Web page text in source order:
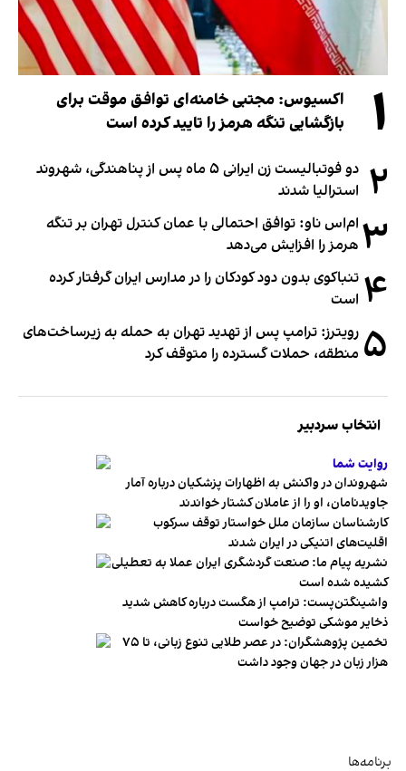
۱
اکسیوس: مجتبی خامنه‌ای توافق موقت برای
بازگشایی تنگه هرمز را تایید کرده است
۲
دو فوتبالیست زن ایرانی ۵ ماه پس از پناهندگی، شهروند
استرالیا شدند
۳ ام‌اس ناو: توافق احتمالی با عمان کنترل تهران بر تنگه
هرمز را افزایش می‌دهد
۴ تنباکوی بدون دود کودکان را در مدارس ایران گرفتار کرده
است
۵ رویترز: ترامپ پس از تهدید تهران به حمله به زیرساخت‌های
منطقه، حملات گسترده را متوقف کرد
انتخاب سردبیر
روایت شما
شهروندان در واکنش به اظهارات پزشکیان درباره آمار
جاویدنامان، او را از عاملان کشتار خواندند
کارشناسان سازمان ملل خواستار توقف سرکوب
اقلیت‌های اتنیکی در ایران شدند
نشریه پیام ما: صنعت گردشگری ایران عملا به تعطیلی
کشیده شده است
واشینگتن‌پست: ترامپ از هگست درباره کاهش شدید
ذخایر موشکی توضیح خواست
تخمین پژوهشگران: در عصر طلایی تنوع زبانی، تا ۷۵
هزار زبان در جهان وجود داشت
برنامه‌ها